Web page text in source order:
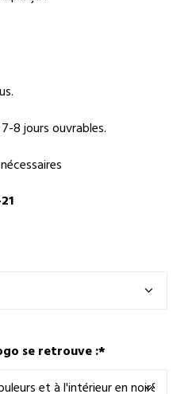
7-8 jours ouvrables.
se retrouve :*